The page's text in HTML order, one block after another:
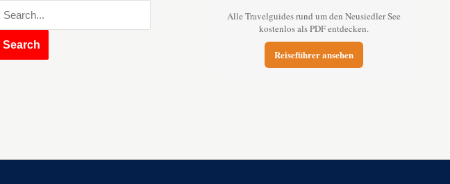
Alle Travelguides rund um den Neusiedler See
kostenlos als PDF entdecken.
Reiseführer ansehen